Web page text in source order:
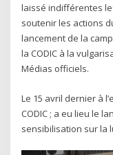
laissé indifférentes
soutenir les actions
lancement de la
la CODIC à la
Médias officiels.
Le 15 avril dernier à
CODIC ; a eu lieu le
sensibilisation sur la